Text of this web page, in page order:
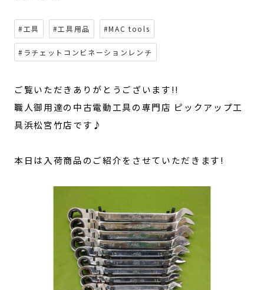
#工具 #工具用品 #MAC tools
#ラチェットコンビネーションレンチ
ご覧いただきありがとうございます!!
職人御用達の中古電動工具の専門店 ピックアップ工
具浜松宮竹店です♪
本日は入荷商品のご紹介をさせていただきます!